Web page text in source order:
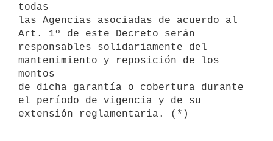
todas
las Agencias asociadas de acuerdo al
Art. 1º de este Decreto serán
responsables solidariamente del
mantenimiento y reposición de los
montos
de dicha garantía o cobertura durante
el período de vigencia y de su